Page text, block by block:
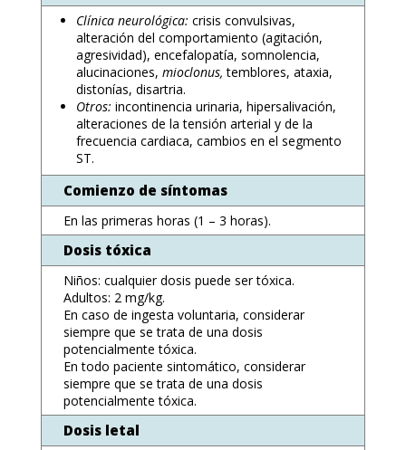
Clínica neurológica: crisis convulsivas,
alteración del comportamiento (agitación,
agresividad), encefalopatía, somnolencia,
alucinaciones, mioclonus, temblores, ataxia,
distonías, disartria.
Otros: incontinencia urinaria, hipersalivación,
alteraciones de la tensión arterial y de la
frecuencia cardiaca, cambios en el segmento
ST.
Comienzo de síntomas
En las primeras horas (1 – 3 horas).
Dosis tóxica
Niños: cualquier dosis puede ser tóxica.
Adultos: 2 mg/kg.
En caso de ingesta voluntaria, considerar
siempre que se trata de una dosis
potencialmente tóxica.
En todo paciente sintomático, considerar
siempre que se trata de una dosis
potencialmente tóxica.
Dosis letal